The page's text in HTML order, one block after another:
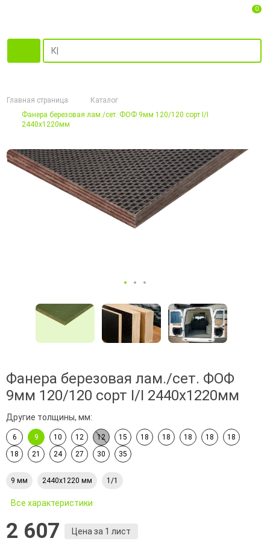
0
Главная страница
Каталог
Фанера березовая лам./сет. ФОФ 9мм 120/120 сорт I/I
2440х1220мм
Фанера березовая лам./сет. ФОФ
9мм 120/120 сорт I/I 2440х1220мм
Другие толщины, мм:
6 9 10 12 12 15 18 18 18 18
18
18
21 24 27 30 35
9 мм 2440х1220 мм 1/1
Все характеристики
2 607 Цена за 1 лист